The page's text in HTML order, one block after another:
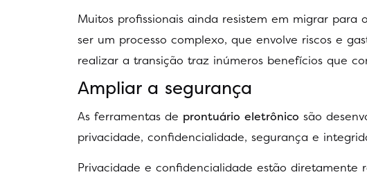
Muitos profissionais ainda resistem em migrar para
ser um processo complexo, que envolve riscos e
realizar a transição traz inúmeros benefícios que
Ampliar a segurança
As ferramentas de prontuário eletrônico são
privacidade, confidencialidade, segurança e
Privacidade e confidencialidade estão diretamente